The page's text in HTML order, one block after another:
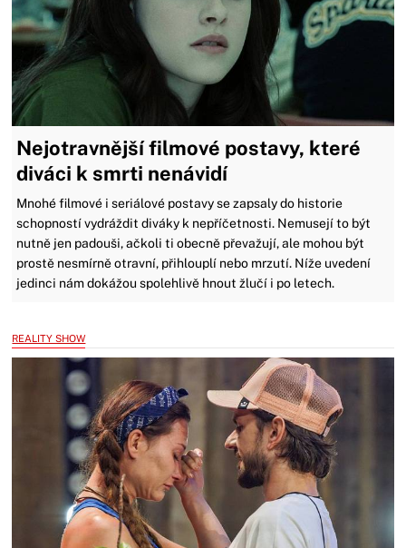
Nejotravnější filmové postavy, které
diváci k smrti nenávidí
Mnohé filmové i seriálové postavy se zapsaly do historie
schopností vydráždit diváky k nepříčetnosti. Nemusejí to být
nutně jen padouši, ačkoli ti obecně převažují, ale mohou být
prostě nesmírně otravní, přihlouplí nebo mrzutí. Níže uvedení
jedinci nám dokážou spolehlivě hnout žlučí i po letech.
REALITY SHOW